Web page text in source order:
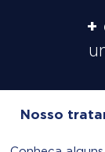
+
Nosso